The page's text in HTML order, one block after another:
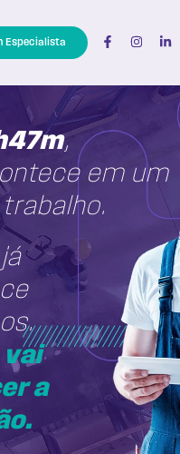
Especialista
,
em um
a